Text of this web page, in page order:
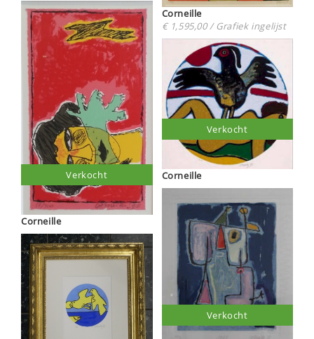
Corneille
Verkocht
Corneille
€ 1,595,00 / Grafiek ingelijst
Corneille
Verkocht
Verkocht